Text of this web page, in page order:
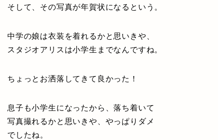
そして、その写真が年賀状になるという。
中学の娘は衣装を着れるかと思いきや、
スタジオアリスは小学生までなんですね。
ちょっとお洒落してきて良かった！
息子も小学生になったから、落ち着いて
写真撮れるかと思いきや、やっぱりダメ
でしたね。